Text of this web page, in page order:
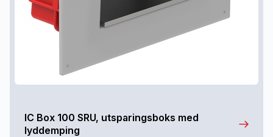
IC Box 100 SRU, utsparingsboks med
lyddemping